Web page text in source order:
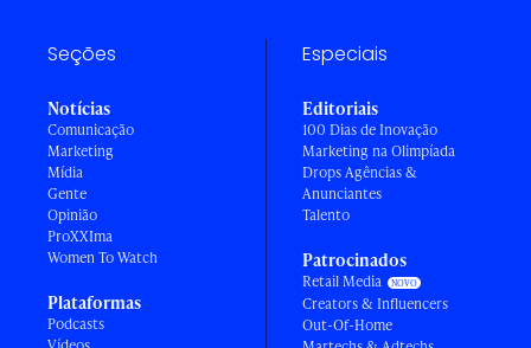
Seções
Notícias
Comunicação
Marketing
Mídia
Gente
Opinião
ProXXIma
Women To Watch
Plataformas
Podcasts
Especiais
Editoriais
100 Dias de Inovação
Marketing na Olimpíada
Drops Agências &
Anunciantes
Talento
Patrocinados
Retail Media
Creators & Influencers
Out-Of-Home